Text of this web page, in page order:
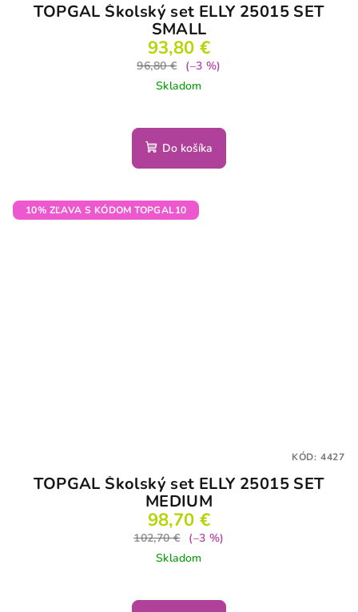
TOPGAL Školský set ELLY 25015 SET
SMALL
93,80 €
96,80 €
(–3 %)
Skladom
Do košíka
10% ZĽAVA S KÓDOM TOPGAL10
TOPGAL Školský set ELLY 25015 SET
MEDIUM
98,70 €
102,70 €
(–3 %)
Skladom
KÓD: 4427